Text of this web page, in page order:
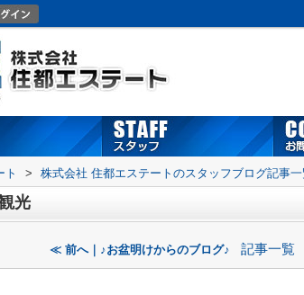
ト > 株式会社 住都エステートのスタッフブログ記事一
光
≪ 前へ｜♪お盆明けからのブログ♪ 記事一覧